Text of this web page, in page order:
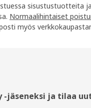
sisustustuotteita
Normaalihintaiset
myös
-jäseneksi ja tilaa